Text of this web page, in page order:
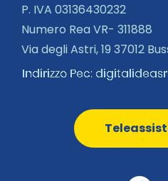
P. IVA 03136430232
Numero Rea VR- 311888
Via degli Astri, 19 37012